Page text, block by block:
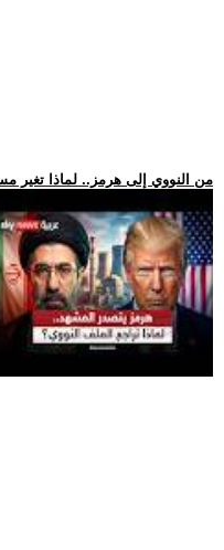
.. من النووي إلى هرمز.. لماذا تغير